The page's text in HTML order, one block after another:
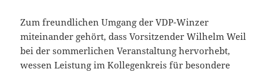
Zum freundlichen Umgang der VDP-Winzer
miteinander gehört, dass Vorsitzender Wilhelm Weil
bei der sommerlichen Veranstaltung hervorhebt,
wessen Leistung im Kollegenkreis für besondere